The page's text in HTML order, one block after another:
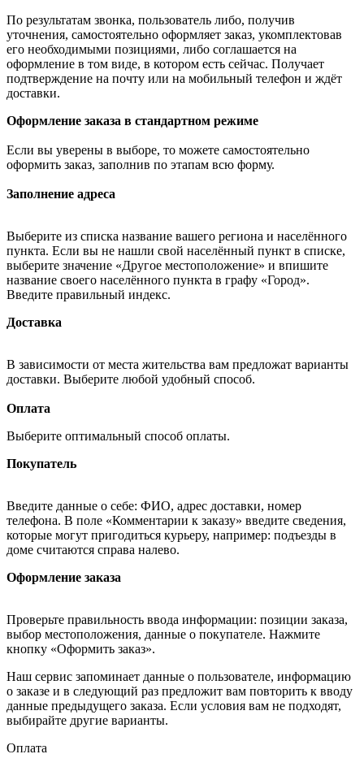
По результатам звонка, пользователь либо, получив
уточнения, самостоятельно оформляет заказ, укомплектовав
его необходимыми позициями, либо соглашается на
оформление в том виде, в котором есть сейчас. Получает
подтверждение на почту или на мобильный телефон и ждёт
доставки.
Оформление заказа в стандартном режиме
Если вы уверены в выборе, то можете самостоятельно
оформить заказ, заполнив по этапам всю форму.
Заполнение адреса
Выберите из списка название вашего региона и населённого
пункта. Если вы не нашли свой населённый пункт в списке,
выберите значение «Другое местоположение» и впишите
название своего населённого пункта в графу «Город».
Введите правильный индекс.
Доставка
В зависимости от места жительства вам предложат варианты
доставки. Выберите любой удобный способ.
Оплата
Выберите оптимальный способ оплаты.
Покупатель
Введите данные о себе: ФИО, адрес доставки, номер
телефона. В поле «Комментарии к заказу» введите сведения,
которые могут пригодиться курьеру, например: подъезды в
доме считаются справа налево.
Оформление заказа
Проверьте правильность ввода информации: позиции заказа,
выбор местоположения, данные о покупателе. Нажмите
кнопку «Оформить заказ».
Наш сервис запоминает данные о пользователе, информацию
о заказе и в следующий раз предложит вам повторить к вводу
данные предыдущего заказа. Если условия вам не подходят,
выбирайте другие варианты.
Оплата